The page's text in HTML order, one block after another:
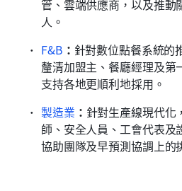
管、雲端供應商，以及推動
人。
F&B ： 針對數位點餐系統的
釐清加盟主、餐廳經理及第
支持各地更順利地採用。
製造業 ： 針對生產線現代化
師、安全人員、工會代表及
協助團隊及早預測協調上的